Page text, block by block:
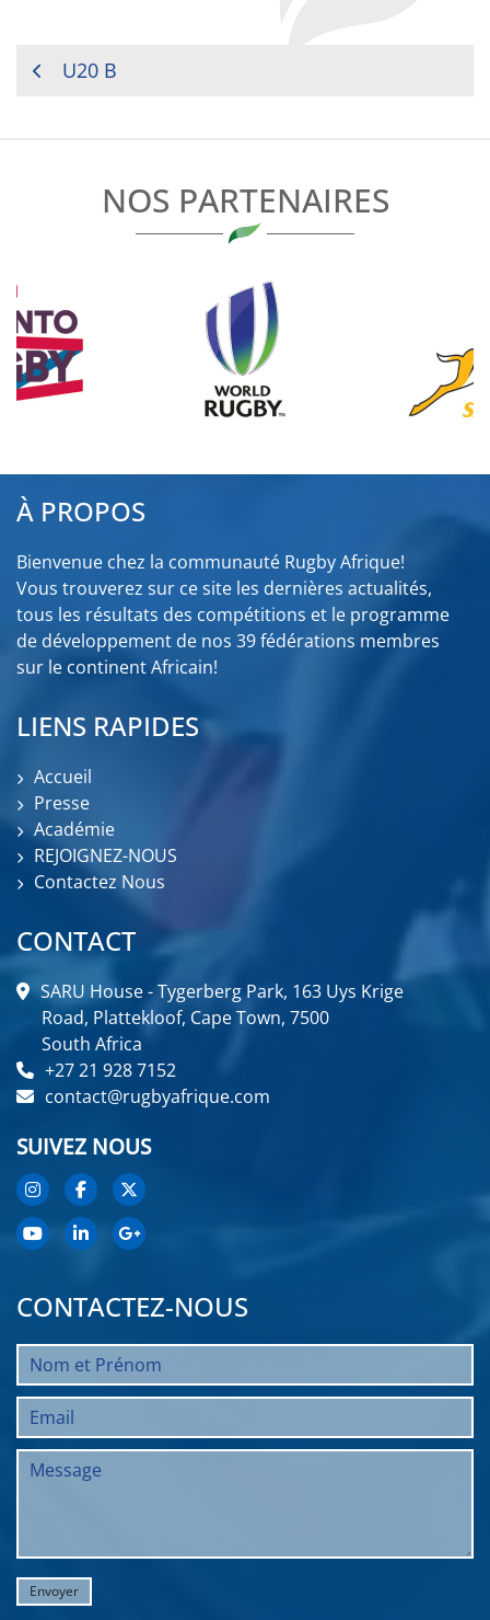
NAVIGATION
U20 B
NOS PARTENAIRES
À PROPOS
Bienvenue chez la communauté Rugby Afrique!
Vous trouverez sur ce site les dernières actualités,
tous les résultats des compétitions et le programme
de développement de nos 39 fédérations membres
sur le continent Africain!
LIENS RAPIDES
Accueil
Presse
Académie
REJOIGNEZ-NOUS
Contactez Nous
CONTACT
SARU House - Tygerberg Park, 163 Uys Krige
Road, Plattekloof, Cape Town, 7500
South Africa
+27 21 928 7152
contact@rugbyafrique.com
SUIVEZ NOUS
CONTACTEZ-NOUS